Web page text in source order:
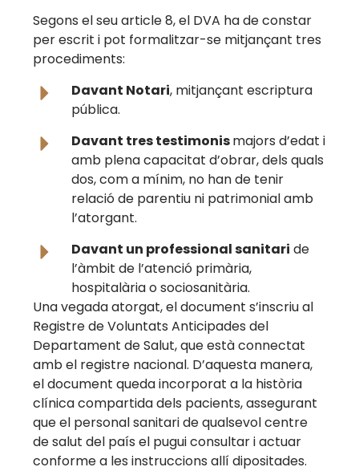
Segons el seu article 8, el DVA ha de constar
per escrit i pot formalitzar-se mitjançant tres
procediments:
Davant Notari, mitjançant escriptura
pública.
Davant tres testimonismajors d’edat i
amb plena capacitat d’obrar, dels quals
dos, com a mínim, no han de tenir
relació de parentiu ni patrimonial amb
l’atorgant.
Davant un professional sanitari de
l’àmbit de l’atenció primària,
hospitalària o sociosanitària.
Una vegada atorgat, el document s’inscriu al
Registre de Voluntats Anticipades del
Departament de Salut, que està connectat
amb el registre nacional. D’aquesta manera,
el document queda incorporat a la història
clínica compartida dels pacients, assegurant
que el personal sanitari de qualsevol centre
de salut del país el pugui consultar i actuar
conforme a les instruccions allí dipositades.